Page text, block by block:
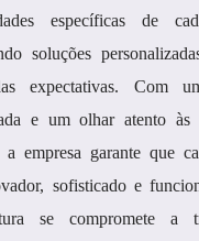
específicas de
soluções
expectativas. Com
e um olhar atento às
a empresa garante que
sofisticado e
se compromete a